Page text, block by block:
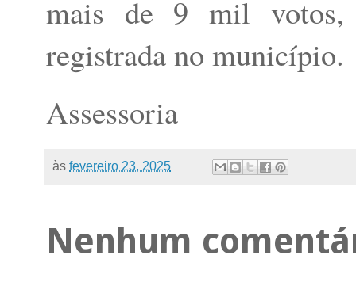
mais de 9 mil votos,
registrada no município.
Assessoria
às fevereiro 23, 2025
Nenhum